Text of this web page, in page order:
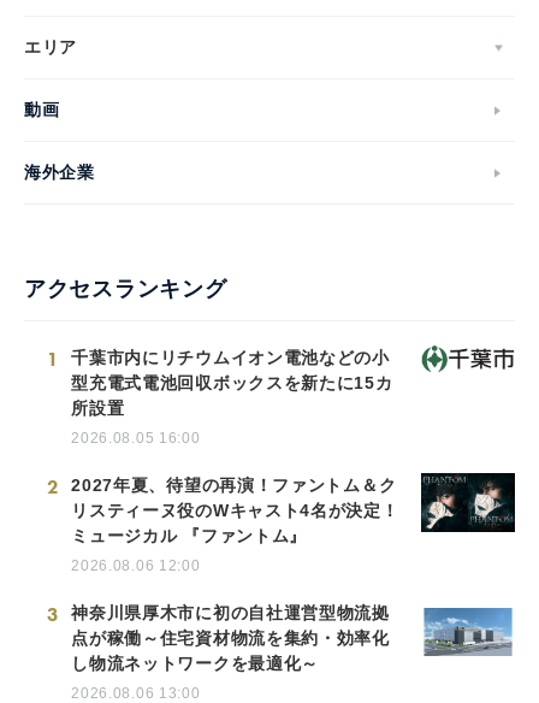
エリア
動画
海外企業
アクセスランキング
1
千葉市内にリチウムイオン電池などの小
型充電式電池回収ボックスを新たに15カ
所設置
2026.08.05 16:00
2
2027年夏、待望の再演！ファントム＆ク
リスティーヌ役のWキャスト4名が決定！
ミュージカル 『ファントム』
2026.08.06 12:00
3
神奈川県厚木市に初の自社運営型物流拠
点が稼働～住宅資材物流を集約・効率化
し物流ネットワークを最適化～
2026.08.06 13:00